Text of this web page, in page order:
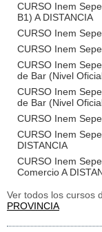
CURSO Inem
B1) A DISTANCIA
CURSO Inem
CURSO Inem
CURSO Inem
de Bar (Nivel
CURSO Inem
de Bar (Nivel
CURSO Inem
CURSO Inem
DISTANCIA
CURSO Inem
Comercio A
Ver todos los cursos
PROVINCIA